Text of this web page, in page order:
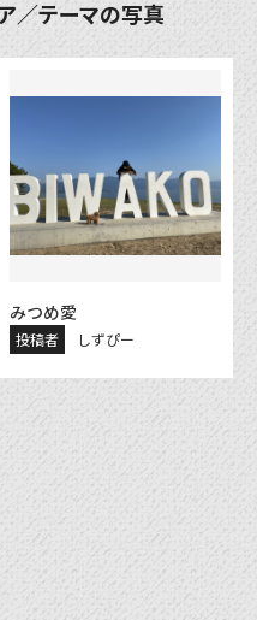
／テーマの写真
みつめ愛
投稿者 しずぴー